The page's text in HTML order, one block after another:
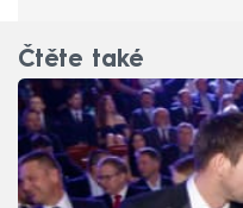
Čtěte také